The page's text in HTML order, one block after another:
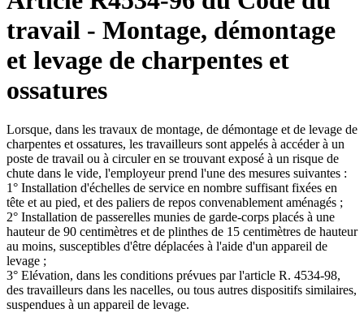
travail - Montage, démontage
et levage de charpentes et
ossatures
Lorsque, dans les travaux de montage, de démontage et de levage de
charpentes et ossatures, les travailleurs sont appelés à accéder à un
poste de travail ou à circuler en se trouvant exposé à un risque de
chute dans le vide, l'employeur prend l'une des mesures suivantes :
1° Installation d'échelles de service en nombre suffisant fixées en
tête et au pied, et des paliers de repos convenablement aménagés ;
2° Installation de passerelles munies de garde-corps placés à une
hauteur de 90 centimètres et de plinthes de 15 centimètres de hauteur
au moins, susceptibles d'être déplacées à l'aide d'un appareil de
levage ;
3° Elévation, dans les conditions prévues par l'article R. 4534-98,
des travailleurs dans les nacelles, ou tous autres dispositifs similaires,
suspendues à un appareil de levage.